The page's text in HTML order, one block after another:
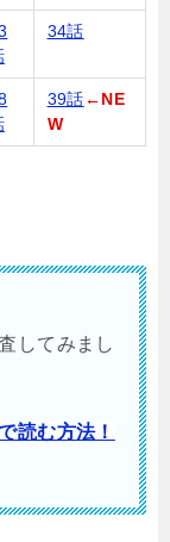
34話
39話 ←NE
W
してみまし
読む方法！